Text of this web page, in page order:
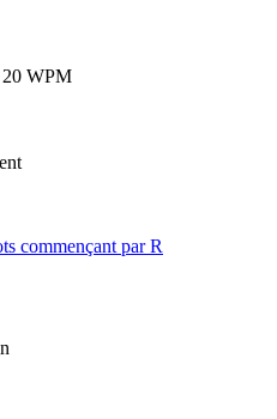
20 WPM
commençant par R